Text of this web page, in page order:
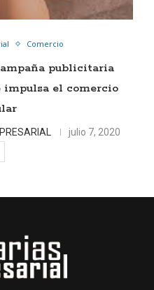
Comercio
publicitaria
impulsa el comercio
julio 7, 2020